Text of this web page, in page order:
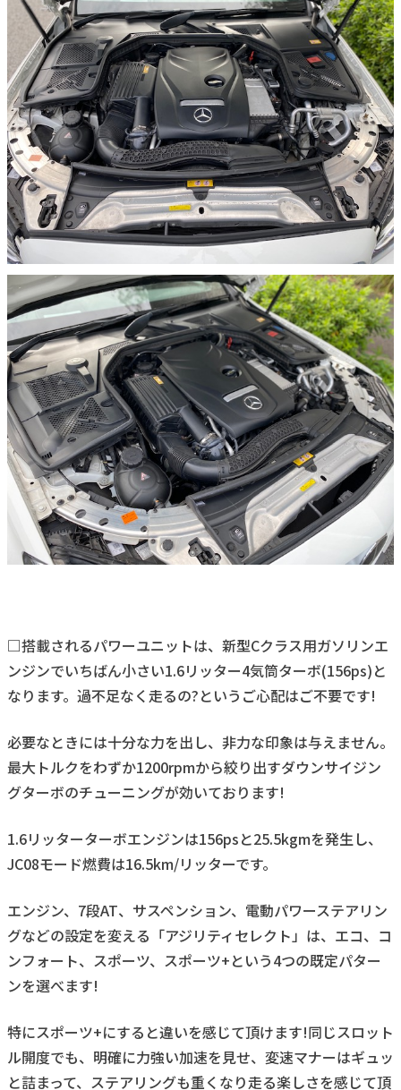
□搭載されるパワーユニットは、新型Cクラス用ガソリンエ
ンジンでいちばん小さい1.6リッター4気筒ターボ(156ps)と
なります。過不足なく走るの?というご心配はご不要です!
必要なときには十分な力を出し、非力な印象は与えません。
最大トルクをわずか1200rpmから絞り出すダウンサイジン
グターボのチューニングが効いております!
1.6リッターターボエンジンは156psと25.5kgmを発生し、
JC08モード燃費は16.5km/リッターです。
エンジン、7段AT、サスペンション、電動パワーステアリン
グなどの設定を変える「アジリティセレクト」は、エコ、コ
ンフォート、スポーツ、スポーツ+という4つの既定パター
ンを選べます!
特にスポーツ+にすると違いを感じて頂けます!同じスロット
ル開度でも、明確に力強い加速を見せ、変速マナーはギュッ
と詰まって、ステアリングも重くなり走る楽しさを感じて頂